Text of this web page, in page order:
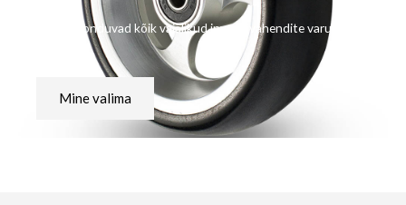
Siia koonduvad kõik vajalikud invaabivahendite varuosad
Mine valima